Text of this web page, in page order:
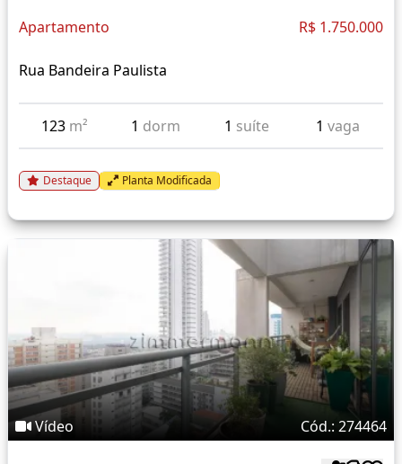
Apartamento R$ 1.750.000
Rua Bandeira Paulista
123 m² 1 dorm 1 suíte 1 vaga
Destaque Planta Modificada
Vídeo Cód.: 274464